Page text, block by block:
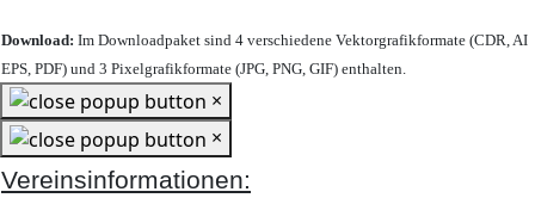
Download: Im Downloadpaket sind 4 verschiedene Vektorgrafikformate (CDR, AI
EPS, PDF) und 3 Pixelgrafikformate (JPG, PNG, GIF) enthalten.
×
×
Vereinsinformationen: